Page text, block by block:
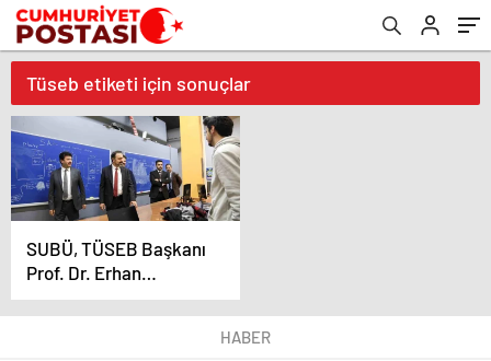
Tüseb etiketi için sonuçlar
SUBÜ, TÜSEB Başkanı
Prof. Dr. Erhan
Akdoğan’ı ağırladı
HABER